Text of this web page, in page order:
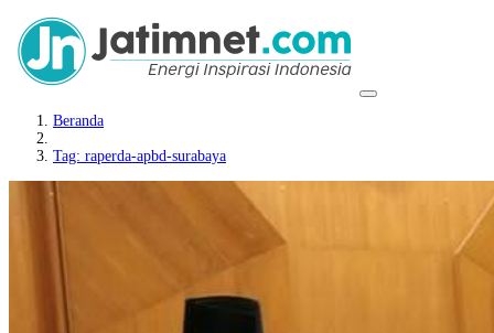
Beranda
Tag: raperda-apbd-surabaya